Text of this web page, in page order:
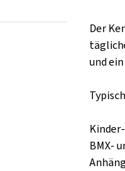
Der
und
BMX-